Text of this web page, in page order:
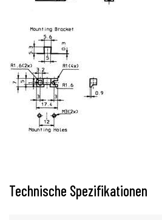
Technische Spezifikationen